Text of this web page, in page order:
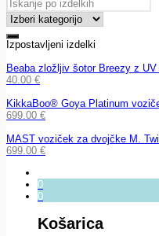
Izpostavljeni izdelki
Beaba zložljiv šotor Breezy z
40.00 €
KikkaBoo® Goya Platinum
699.00 €
MAST voziček za dvojčke M.
699.00 €
0
0
Košarica